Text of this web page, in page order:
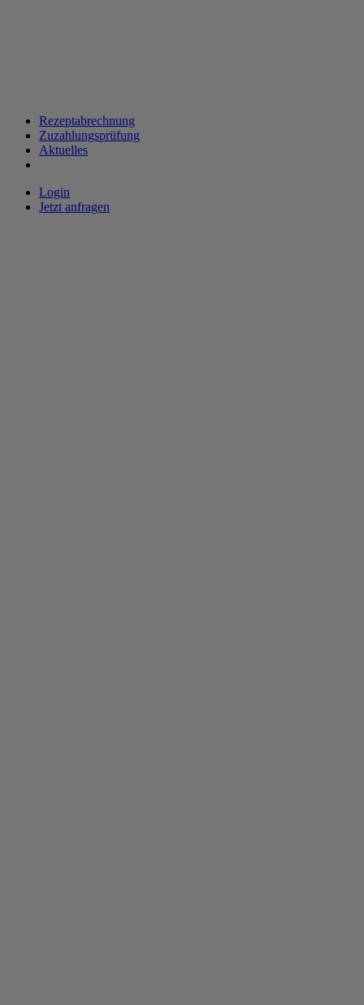
Rezeptabrechnung
Zuzahlungsprüfung
Aktuelles
Login
Jetzt anfragen